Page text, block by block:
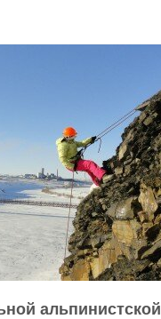
альпинистской